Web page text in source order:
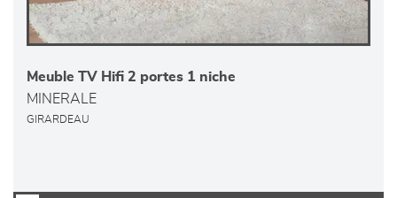
Meuble TV Hifi 2 portes 1 niche
MINERALE
GIRARDEAU